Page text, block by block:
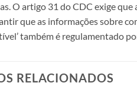
O artigo 31 do CDC exige
que as informações sobre
também é regulamentado
RELACIONADOS